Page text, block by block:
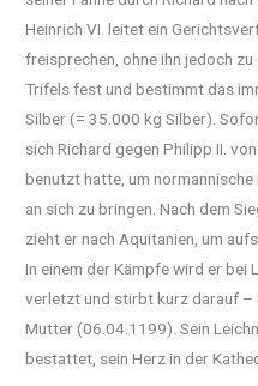
Heinrich VI. leitet ein
freisprechen, ohne ihn jedoch
Trifels fest und bestimmt das
Silber (= 35.000 kg Silber).
sich Richard gegen Philipp II.
benutzt hatte, um
an sich zu bringen. Nach dem
zieht er nach Aquitanien, um
In einem der Kämpfe wird er bei
verletzt und stirbt kurz darauf –
Mutter (06.04.1199). Sein
bestattet, sein Herz in der